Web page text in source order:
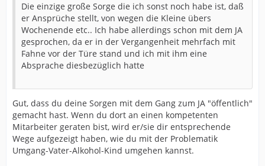
Die einzige große Sorge die ich sonst noch habe ist, daß
er Ansprüche stellt, von wegen die Kleine übers
Wochenende etc.. Ich habe allerdings schon mit dem JA
gesprochen, da er in der Vergangenheit mehrfach mit
Fahne vor der Türe stand und ich mit ihm eine
Absprache diesbezüglich hatte
Gut, dass du deine Sorgen mit dem Gang zum JA "öffentlich"
gemacht hast. Wenn du dort an einen kompetenten
Mitarbeiter geraten bist, wird er/sie dir entsprechende
Wege aufgezeigt haben, wie du mit der Problematik
Umgang-Vater-Alkohol-Kind umgehen kannst.